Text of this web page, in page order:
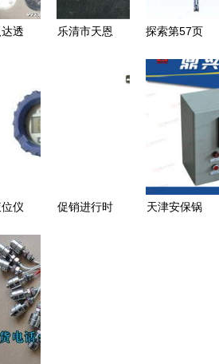
透
混批
业
乐清市天恩
探索第57页
世界 产品
列表精选与
行业洞察
仪
测量
国方
促销进行时
天津安保锅